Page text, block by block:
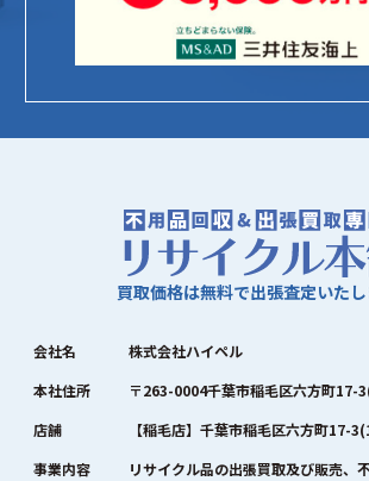
買取価格は無料で出張査定いたし
会社名
株式会社ハイペル
本社住所
〒263-0004千葉市稲毛区六方町17-
店舗
【稲毛店】千葉市稲毛区六方町17-
事業内容
リサイクル品の出張買取及び販売、